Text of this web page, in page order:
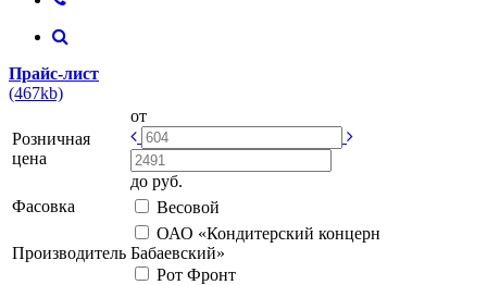
Прайс-лист
(467kb)
Розничная
цена
от
до руб.
Фасовка
Весовой
Производитель
ОАО «Кондитерский концерн
Бабаевский»
Рот Фронт